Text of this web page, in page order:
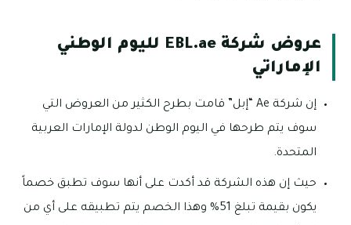
عروض شركة EBL.ae لليوم الوطني
الإماراتي
إن شركة Ae “إبل” قامت بطرح الكثير من العروض التي
سوف يتم طرحها في اليوم الوطن لدولة الإمارات العربية
المتحدة.
حيث إن هذه الشركة قد أكدت على أنها سوف تطبق خصماً
يكون بقيمة تبلغ 51% وهذا الخصم يتم تطبيقه على أي من